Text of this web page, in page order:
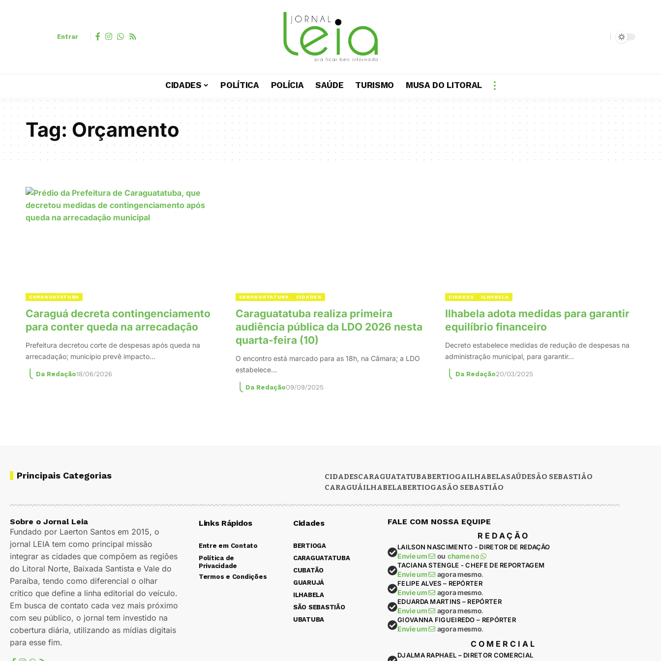
Entrar
CIDADES POLÍTICA POLÍCIA SAÚDE TURISMO MUSA DO LITORAL
Tag:Orçamento
CARAGUATATUBA
Caraguá decreta contingenciamento
para conter queda na arrecadação
Prefeitura decretou corte de despesas após queda na
arrecadação; município prevê impacto…
Da Redação18/06/2026
CARAGUATATUBA CIDADES
Caraguatatuba realiza primeira
audiência pública da LDO 2026 nesta
quarta-feira (10)
O encontro está marcado para as 18h, na Câmara; a LDO
estabelece…
Da Redação09/09/2025
CIDADES ILHABELA
Ilhabela adota medidas para garantir
equilíbrio financeiro
Decreto estabelece medidas de redução de despesas na
administração municipal, para garantir…
Da Redação20/03/2025
Principais Categorias CIDADESCARAGUATATUBABERTIOGAILHABELASAÚDESÃO SEBASTIÃO
CARAGUÁILHABELABERTIOGASÃO SEBASTIÃO
Sobre o Jornal Leia
Fundado por Laerton Santos em 2015, o
jornal LEIA tem como principal missão
integrar as cidades que compõem as regiões
do Litoral Norte, Baixada Santista e Vale do
Paraíba, tendo como diferencial o olhar
crítico que define a linha editorial do veículo.
Em busca de contato cada vez mais próximo
com seu público, o jornal tem investido na
cobertura diária, utilizando as mídias digitais
para esse fim.
Links Rápidos
Entre em Contato
Política de
Privacidade
Termos e Condições
Cidades
BERTIOGA
CARAGUATATUBA
CUBATÃO
GUARUJÁ
ILHABELA
SÃO SEBASTIÃO
UBATUBA
FALE COM NOSSA EQUIPE
REDAÇÃO
LAILSON NASCIMENTO - DIRETOR DE REDAÇÃO
Envie um ou chame no
TACIANA STENGLE - CHEFE DE REPORTAGEM
Envie um agora mesmo.
FELIPE ALVES – REPÓRTER
Envie um agora mesmo.
EDUARDA MARTINS – REPÓRTER
Envie um agora mesmo.
GIOVANNA FIGUEIREDO – REPÓRTER
Envie um agora mesmo.
COMERCIAL
DJALMA RAPHAEL – DIRETOR COMERCIAL